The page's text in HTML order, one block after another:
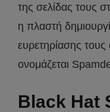
της σελίδας τους
η πλαστή
ευρετηρίασης
ονομάζεται
Black Hat